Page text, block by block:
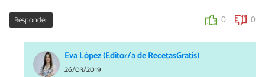
Responder 0 0
Eva López (Editor/a de RecetasGratis)
26/03/2019